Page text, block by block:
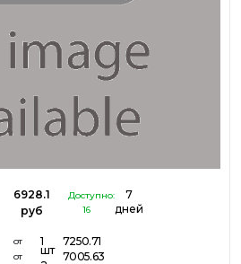
6928.1
руб
Доступно:
16
7
дней
от
от
1
шт
7250.71
7005.63